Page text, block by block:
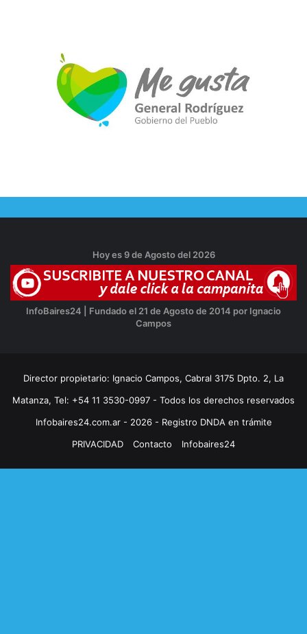
Hoy es 9 de Agosto del 2026
InfoBaires24 | Fundado el 21 de Agosto de 2014 por Ignacio
Campos
Director propietario: Ignacio Campos, Cabral 3175 Dpto. 2, La
Matanza, Tel: +54 11 3530-0997 - Todos los derechos reservados
Infobaires24.com.ar - 2026 - Registro DNDA en trámite
PRIVACIDAD
Contacto Infobaires24